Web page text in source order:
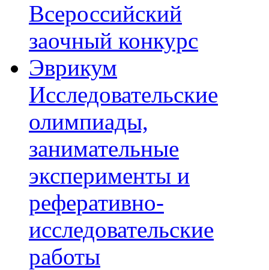
Всероссийский
заочный конкурс
Эврикум
Исследовательские
олимпиады,
занимательные
эксперименты и
реферативно-
исследовательские
работы